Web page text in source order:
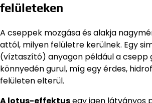
felületeken
A cseppek mozgása és alakja
attól, milyen felületre kerülnek. Egy
(víztaszító) anyagon például a csepp
könnyedén gurul, míg egy érdes,
felületen elterül.
A lotus-effektusegy igen látványos